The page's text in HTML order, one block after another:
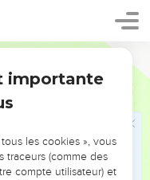
le monde le premier-
de ses anges des
de feu.
d'équité ;
; C'est pourquoi,
importante
les cookies », vous
traceurs (comme des
compte utilisateur) et